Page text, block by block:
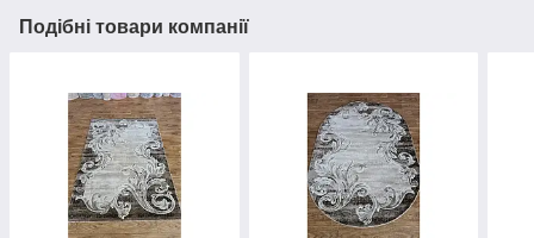
Подібні товари компанії